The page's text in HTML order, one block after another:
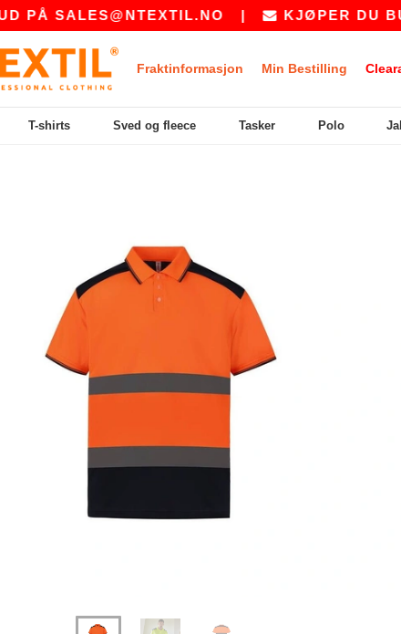
SALES@NTEXTIL.NO| KJØPER DU
Fraktinformasjon Min Bestilling
T-shirts Sved og fleece Tasker Polo